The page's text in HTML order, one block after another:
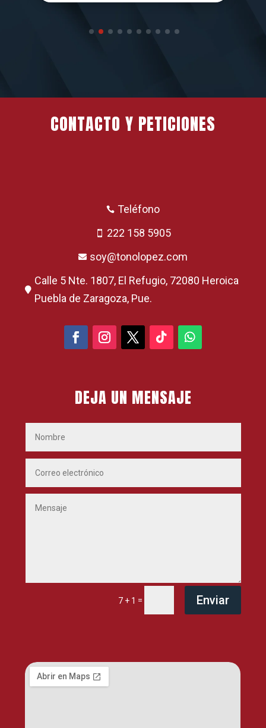
CONTACTO Y PETICIONES
 Teléfono
 222 158 5905
 soy@tonolopez.com

Calle 5 Nte. 1807, El Refugio, 72080 Heroica
Puebla de Zaragoza, Pue.
DEJA UN MENSAJE
7 + 1 = Enviar